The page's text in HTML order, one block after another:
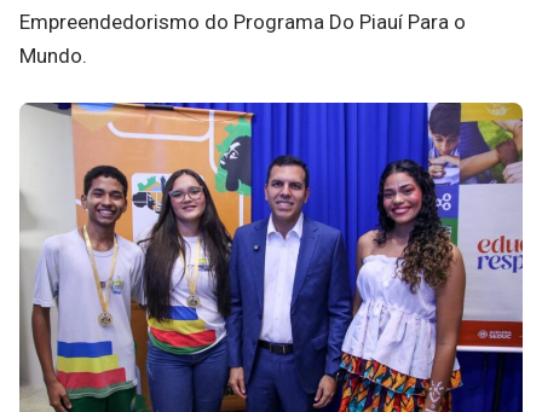
Empreendedorismo do Programa Do Piauí Para o
Mundo.